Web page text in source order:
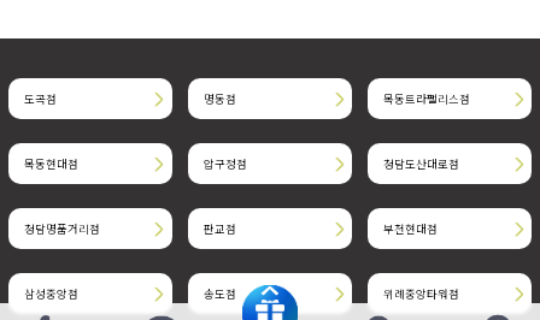
도곡점 명동점 목동트라팰리스점
목동현대점 압구정점 청담도산대로점
청담명품거리점 판교점 부천현대점
삼성중앙점 송도점 위례중앙타워점